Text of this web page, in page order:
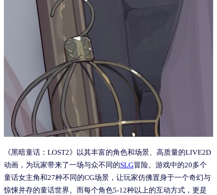
《黑暗童话：LOST2》以其丰富的角色和场景、高质量的LIVE2D
动画，为玩家带来了一场与众不同的SLG冒险。游戏中的20多个
童话女主角和27种不同的CG场景，让玩家仿佛置身于一个奇幻与
惊悚并存的童话世界。而每个角色5-12种以上的互动方式，更是